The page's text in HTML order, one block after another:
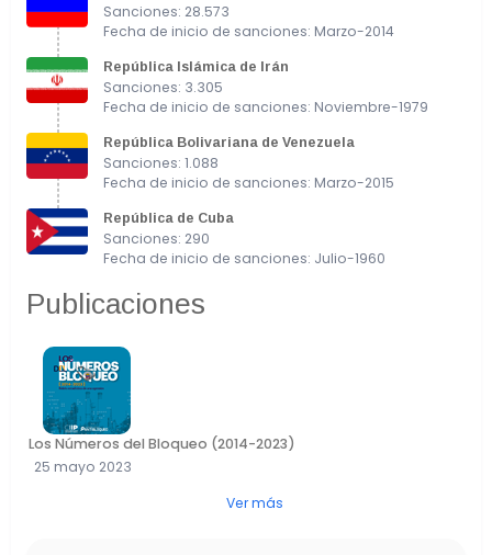
Sanciones: 28.573
Fecha de inicio de sanciones: Marzo-2014
República Islámica de Irán
Sanciones: 3.305
Fecha de inicio de sanciones: Noviembre-1979
República Bolivariana de Venezuela
Sanciones: 1.088
Fecha de inicio de sanciones: Marzo-2015
República de Cuba
Sanciones: 290
Fecha de inicio de sanciones: Julio-1960
Publicaciones
Los Números del Bloqueo (2014-2023)
25 mayo 2023
Ver más